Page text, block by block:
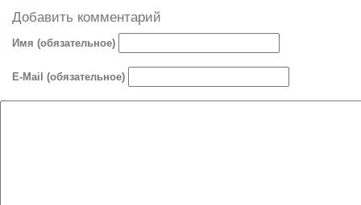
Добавить комментарий
Имя (обязательное)
E-Mail (обязательное)